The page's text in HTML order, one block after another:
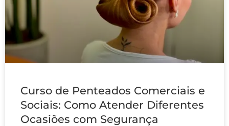
Curso de Penteados Comerciais e
Sociais: Como Atender Diferentes
Ocasiões com Segurança